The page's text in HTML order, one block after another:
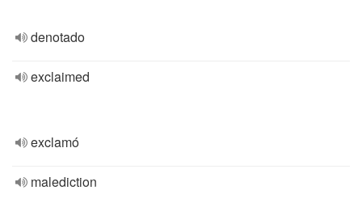
denotado
exclaimed
exclamó
malediction